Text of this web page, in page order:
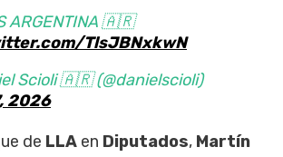
ARGENTINA 🇦🇷
TlsJBNxkwN
Scioli 🇦🇷 (@danielscioli)
2026
de LLA en Diputados, Martín